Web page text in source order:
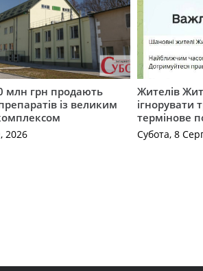
млн грн продають
із великим
2026
Жителів
ігнорувати
термінове
Субота, 8